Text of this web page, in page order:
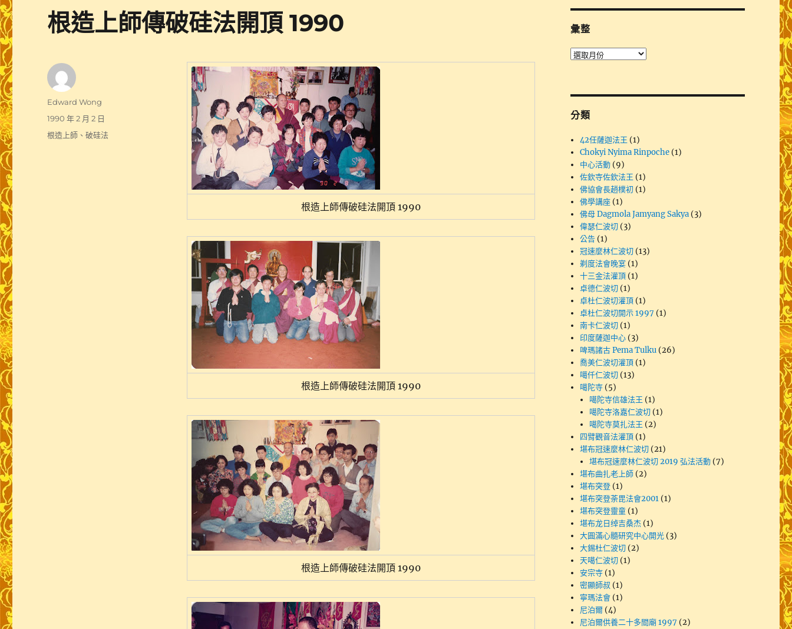
根造上師傳破硅法開頂 1990
根造上師傳破硅法開頂 1990
根造上師傳破硅法開頂 1990
根造上師傳破硅法開頂 1990
作
Edward Wong
發
佈
1990 年 2 月 2 日
分
根造上師 、破硅法
字:
彙整
彙
分類
42任薩迦法王 (1)
Chokyi Nyima Rinpoche (1)
中心活動 (9)
佐欽寺佐欽法王 (1)
佛協會長趙樸初 (1)
佛學講座 (1)
佛母 Dagmola Jamyang Sakya (3)
偉瑟仁波切 (3)
公告 (1)
冠速麼林仁波切 (13)
剃度法會晚宴 (1)
十三金法灌頂 (1)
卓德仁波切 (1)
卓杜仁波切灌頂 (1)
卓杜仁波切開示 1997 (1)
南卡仁波切 (1)
印度薩迦中心 (3)
啤瑪諸古 Pema Tulku (26)
喬美仁波切灌頂 (1)
噶仟仁波切 (13)
噶陀寺 (5)
噶陀寺信雄法王 (1)
噶陀寺洛嘉仁波切 (1)
噶陀寺莫扎法王 (2)
四臂觀音法灌頂 (1)
堪布冠速麼林仁波切 (21)
堪布冠速麼林仁波切 2019 弘法活動 (7)
堪布曲扎老上師 (2)
堪布突登 (1)
堪布突登荼毘法會2001 (1)
堪布突登靈童 (1)
堪布龙日绰吉桑杰 (1)
大圓滿心髓研究中心開光 (3)
大錫杜仁波切 (2)
天噶仁波切 (1)
安宗寺 (1)
密顯師叔 (1)
寧瑪法會 (1)
尼泊爾 (4)
尼泊爾供養二十多間廟 1997 (2)